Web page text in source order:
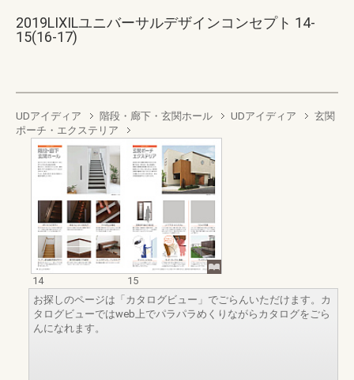
2019LIXILユニバーサルデザインコンセプト 14-
15(16-17)
UDアイディア 階段・廊下・玄関ホール UDアイディア
玄関
ポーチ・エクステリア
14
15
お探しのページは「カタログビュー」でごらんいただけます。カ
タログビューではweb上でパラパラめくりながらカタログをごら
んになれます。